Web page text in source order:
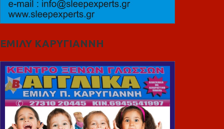
ΕΜΙΛΥ ΚΑΡΥΓΙΑΝΝΗ